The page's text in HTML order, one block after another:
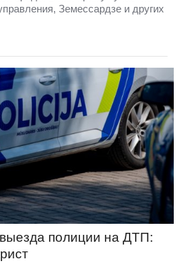
Земессардзе и других
полиции на ДТП: